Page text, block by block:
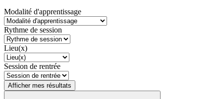
Modalité d'apprentissage
Rythme de session
Lieu(x)
Session de rentrée
Afficher mes résultats